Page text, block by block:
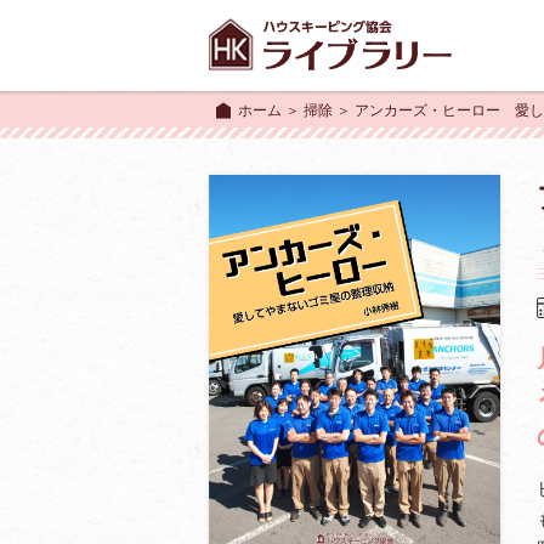
ホーム ＞ 掃除 ＞ アンカーズ・ヒーロー 愛